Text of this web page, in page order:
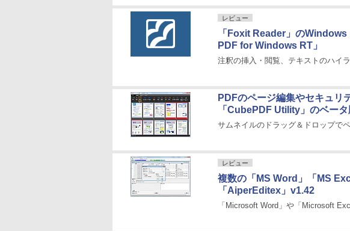
レビュー
「Foxit Reader」の
PDF for Windows RT」
注釈の挿入・閲覧、テキストのハイ
PDFのページ編集やセキュリ
「CubePDF Utility」のベータ
サムネイルのドラッグ＆ドロップで
レビュー
複数の「MS Word」「MS
「AiperEditex」v1.42
「Microsoft Word」や「Microsoft